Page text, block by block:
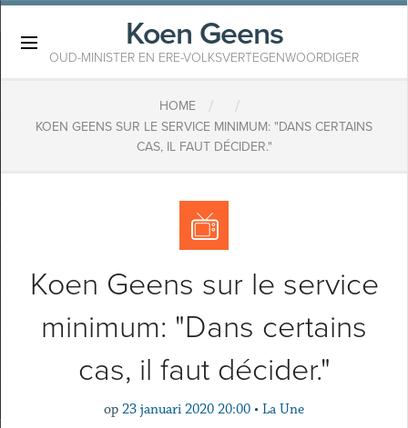
Koen Geens
OUD-MINISTER EN ERE-VOLKSVERTEGENWOORDIGER
HOME / /
KOEN GEENS SUR LE SERVICE MINIMUM: "DANS CERTAINS
CAS, IL FAUT DÉCIDER."
Koen Geens sur le service
minimum: "Dans certains
cas, il faut décider."
op 23 januari 2020 20:00 • La Une